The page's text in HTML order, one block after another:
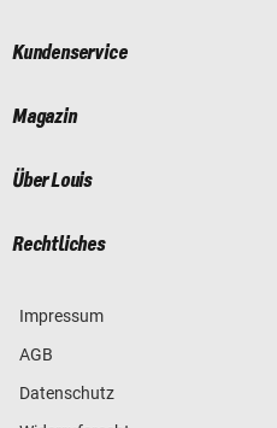
Kundenservice
Magazin
Über Louis
Rechtliches
Impressum
AGB
Datenschutz